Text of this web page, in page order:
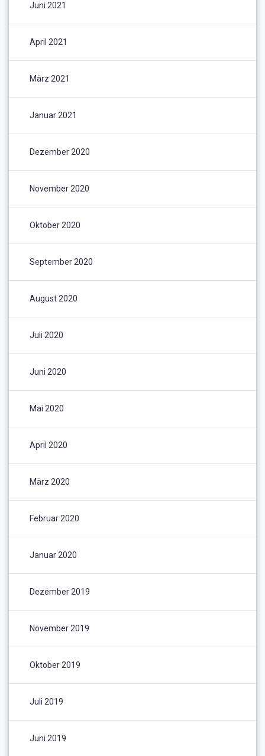
Juni 2021
April 2021
März 2021
Januar 2021
Dezember 2020
November 2020
Oktober 2020
September 2020
August 2020
Juli 2020
Juni 2020
Mai 2020
April 2020
März 2020
Februar 2020
Januar 2020
Dezember 2019
November 2019
Oktober 2019
Juli 2019
Juni 2019